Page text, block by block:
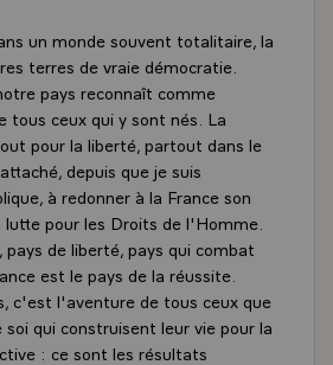
un monde souvent totalitaire, la
terres de vraie démocratie.
pays reconnaît comme
tous ceux qui y sont nés. La
pour la liberté, partout dans le
depuis que je suis
à redonner à la France son
pour les Droits de l'Homme.
de liberté, pays qui combat
est le pays de la réussite.
c'est l'aventure de tous ceux que
qui construisent leur vie pour la
: ce sont les résultats